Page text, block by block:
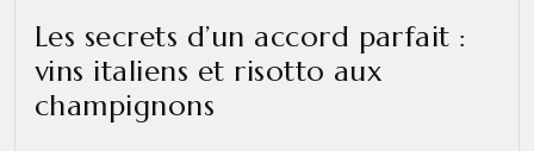
Les secrets d’un accord parfait :
vins italiens et risotto aux
champignons